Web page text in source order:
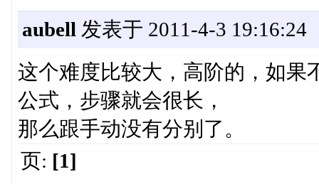
aubell 发表于 2011-4-3 19:16:24
这个难度比较大，高阶的，如果
公式，步骤就会很长，
那么跟手动没有分别了。
页: [1]